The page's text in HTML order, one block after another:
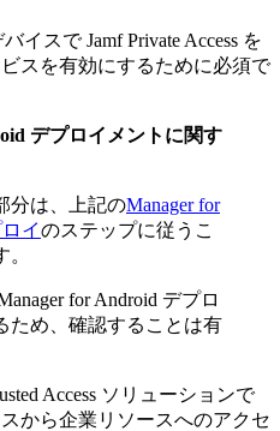
イスで Jamf Private Access を
スを有効にするために必須で
デプロイメントに関す
分は、上記のManager for
イのステップに従うこ
for Android デプロ
ため、確認することは有
Access ソリューションで
から企業リソースへのアクセ